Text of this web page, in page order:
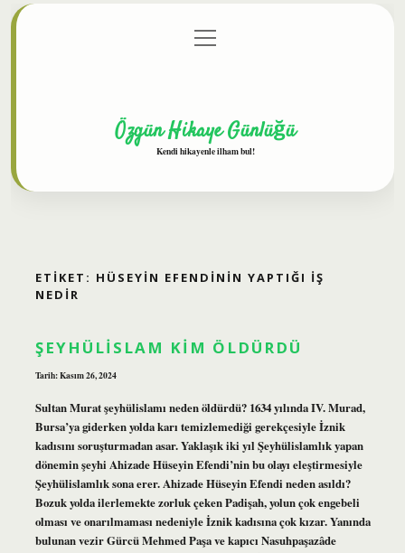
Gizlilik Politikası
menüyü
aç
Özgün Hikaye Günlüğü
Kendi hikayenle ilham bul!
ETIKET: HÜSEYIN EFENDININ YAPTIĞI IŞ
NEDIR
ŞEYHÜLISLAM KIM ÖLDÜRDÜ
Tarih: Kasım 26, 2024
Sultan Murat şeyhülislamı neden öldürdü? 1634 yılında IV. Murad,
Bursa’ya giderken yolda karı temizlemediği gerekçesiyle İznik
kadısını soruşturmadan asar. Yaklaşık iki yıl Şeyhülislamlık yapan
dönemin şeyhi Ahizade Hüseyin Efendi’nin bu olayı eleştirmesiyle
Şeyhülislamlık sona erer. Ahizade Hüseyin Efendi neden asıldı?
Bozuk yolda ilerlemekte zorluk çeken Padişah, yolun çok engebeli
olması ve onarılmaması nedeniyle İznik kadısına çok kızar. Yanında
bulunan vezir Gürcü Mehmed Paşa ve kapıcı Nasuhpaşazâde